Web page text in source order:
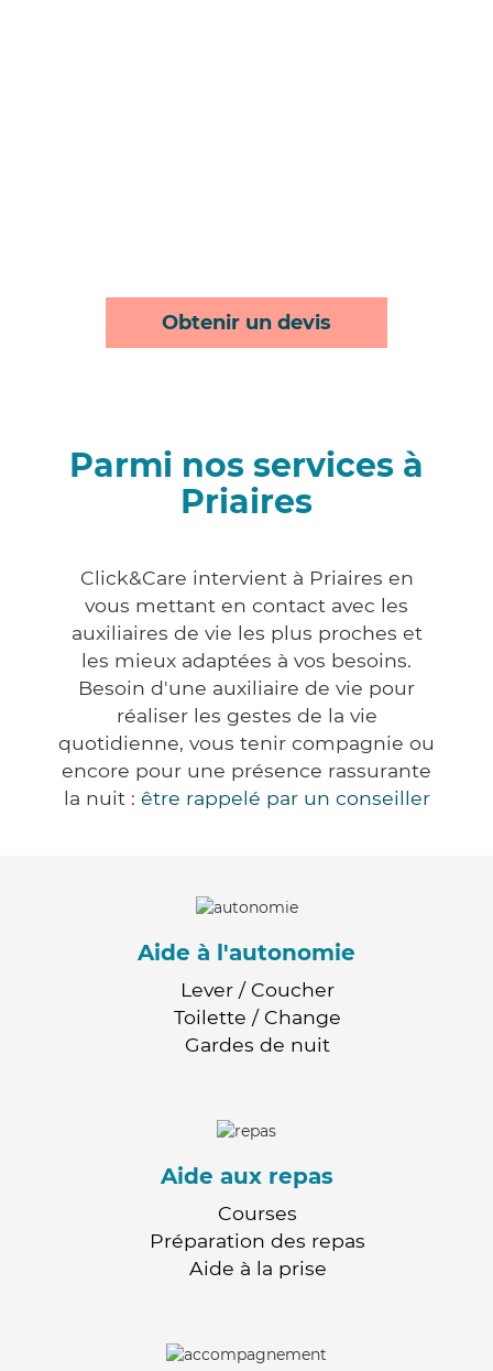
Obtenir un devis
Parmi nos services à
Priaires
Click&Care intervient à Priaires en
vous mettant en contact avec les
auxiliaires de vie les plus proches et
les mieux adaptées à vos besoins.
Besoin d'une auxiliaire de vie pour
réaliser les gestes de la vie
quotidienne, vous tenir compagnie ou
encore pour une présence rassurante
la nuit : être rappelé par un conseiller
Aide à l'autonomie
Lever / Coucher
Toilette / Change
Gardes de nuit
Aide aux repas
Courses
Préparation des repas
Aide à la prise